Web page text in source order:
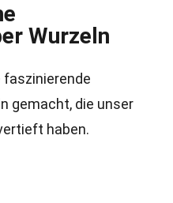
Wurzeln
gemacht, die unser
haben.